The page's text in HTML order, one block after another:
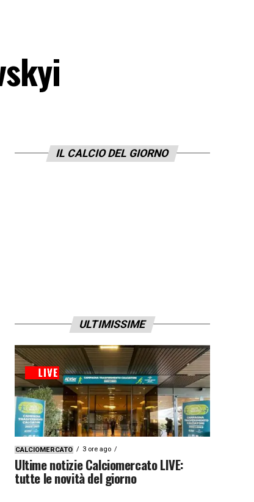
IL CALCIO DEL GIORNO
ULTIMISSIME
CALCIOMERCATO 3 ore ago
Ultime notizie Calciomercato LIVE:
tutte le novità del giorno